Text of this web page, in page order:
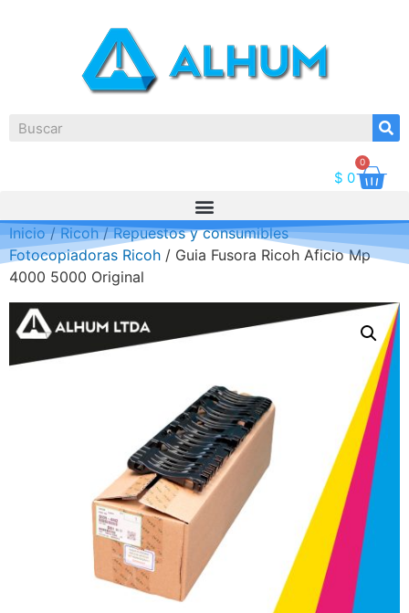
$ 0
0
Inicio/Ricoh/Repuestos y consumibles
Fotocopiadoras Ricoh / Guia Fusora Ricoh Aficio Mp
4000 5000 Original